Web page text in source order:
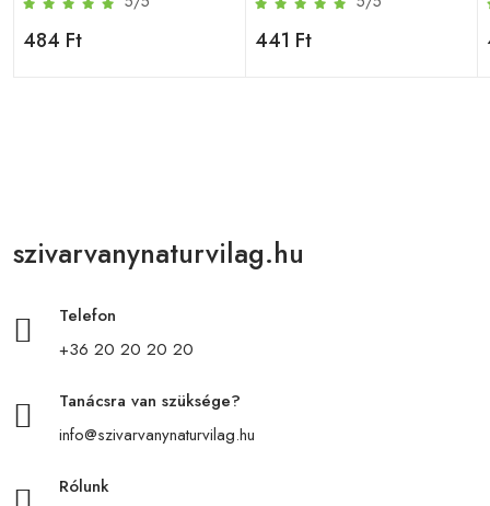
484 Ft 441 Ft
szivarvanynaturvilag.hu
Telefon
+36 20 20 20 20
Tanácsra van szüksége?
info@szivarvanynaturvilag.hu
Rólunk